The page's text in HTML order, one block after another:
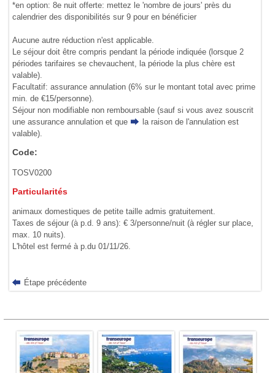
*en option: 8e nuit offerte: mettez le 'nombre de jours' près du
calendrier des disponibilités sur 9 pour en bénéficier
Aucune autre réduction n'est applicable.
Le séjour doit être compris pendant la période indiquée (lorsque 2
périodes tarifaires se chevauchent, la période la plus chère est
valable).
Facultatif: assurance annulation (6% sur le montant total avec prime
min. de €15/personne).
Séjour non modifiable non remboursable (sauf si vous avez souscrit
une assurance annulation et que
la raison de l'annulation est
valable).
Code:
TOSV0200
Particularités
animaux domestiques de petite taille admis gratuitement.
Taxes de séjour (à p.d. 9 ans): € 3/personne/nuit (à régler sur place,
max. 10 nuits).
L'hôtel est fermé à p.du 01/11/26.
Étape précédente